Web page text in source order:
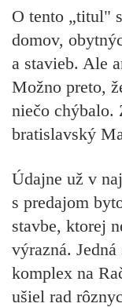
O tento „titul"
domov,
a stavieb. Ale
Možno preto,
niečo chýbalo.
bratislavský
Údajne už v
s predajom
stavbe, ktorej
výrazná.
komplex na
ušiel rad